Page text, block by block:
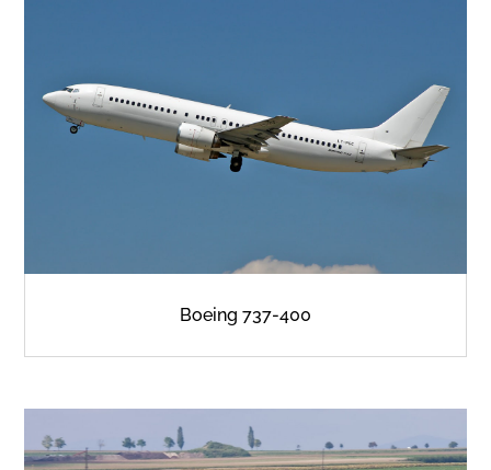
Boeing 737-400